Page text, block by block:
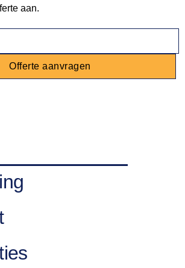
aan.
2,0g - 30kg aantal
Offerte aanvragen